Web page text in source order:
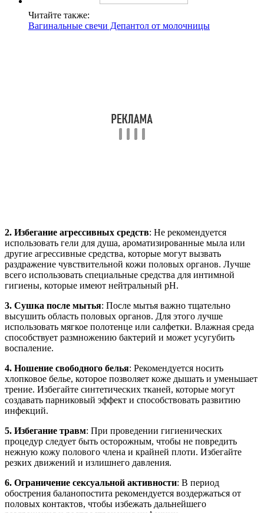
Читайте также:
Вагинальные свечи Депантол от молочницы
: После мытья важно тщательно
высушить область половых органов. Для этого лучше
использовать мягкое полотенце или салфетки. Влажная среда
5. Избегание травм: При проведении гигиенических
процедур следует быть осторожным, чтобы не повредить
нежную кожу полового члена и крайней плоти. Избегайте
резких движений и излишнего давления.
обострения баланопостита рекомендуется воздержаться от
половых контактов, чтобы избежать дальнейшего
раздражения и распространения инфекции.
7. Консультация с врачом
необходимо обратиться к врачу. Специалист сможет назначить
соответствующее лечение и дать дополнительные
рекомендации по уходу за интимной гигиеной.
Соблюдение этих простых, но важных рекомендаций поможет
и поддерживать здоровье половой системы в целом.
Вопрос-ответ
Какие основные симптомы острого
баланопостита у мужчин?